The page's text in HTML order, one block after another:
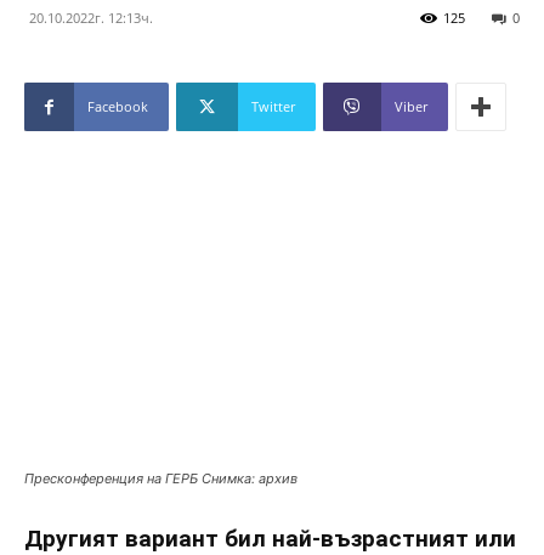
20.10.2022г. 12:13ч. 0
125
Facebook Twitter Viber
Пресконференция на ГЕРБ Снимка: архив
Другият вариант бил най-възрастният или